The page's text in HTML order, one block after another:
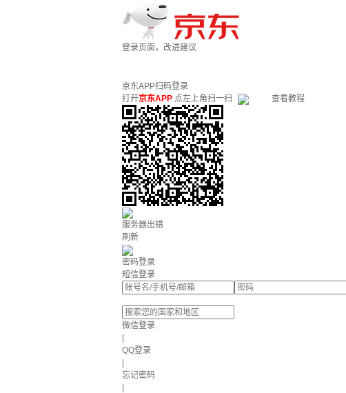
登录页面，改进建议
京东APP扫码登录
打开京东APP 点左上角扫一扫 查看教程
服务器出错
刷新
密码登录
短信登录
微信登录
QQ登录
忘记密码